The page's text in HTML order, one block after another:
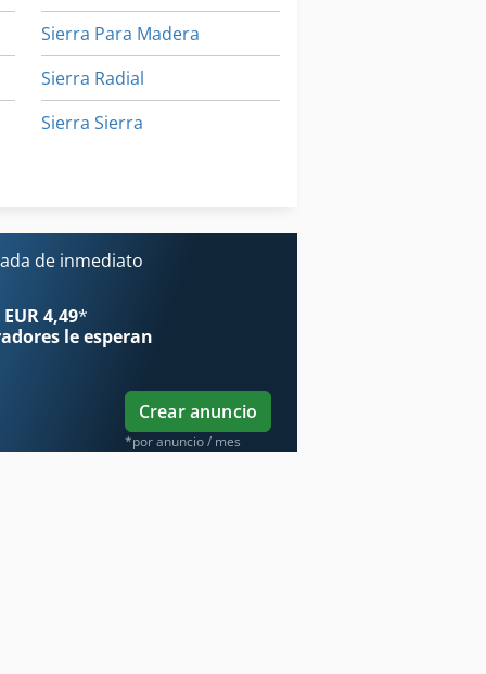
Sierra Para Madera
Sierra Radial
Sierra Sierra
de inmediato
4,49*
le esperan
Crear anuncio
*por anuncio / mes